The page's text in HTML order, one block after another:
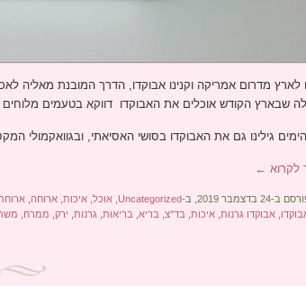
לארץ מדרום אמריקה וקנינו אבוקדו, הדרך המובנת מאליה
שבארץ הקודש אוכלים את האבוקדו דווקא בטעמים
גילינו גם את האבוקדו בסושי האסיאתי, ובגוואקמולי
לקרוא ←
בדצמבר 2019, ב- Uncategorized אוכל, איכות, ארוחה,
אבוקדו גרנות, איכות, בד"צ, בריא, בריאות, גרנות, ירק, ממרח